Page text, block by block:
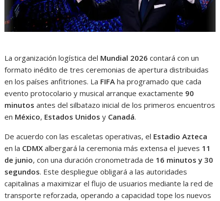
La organización logística del Mundial 2026 contará con un
formato inédito de tres ceremonias de apertura distribuidas
en los países anfitriones. La FIFA ha programado que cada
evento protocolario y musical arranque exactamente 90
minutos antes del silbatazo inicial de los primeros encuentros
en México, Estados Unidos y Canadá.
De acuerdo con las escaletas operativas, el Estadio Azteca
en la CDMX albergará la ceremonia más extensa el jueves 11
de junio, con una duración cronometrada de 16 minutos y 30
segundos. Este despliegue obligará a las autoridades
capitalinas a maximizar el flujo de usuarios mediante la red de
transporte reforzada, operando a capacidad tope los nuevos